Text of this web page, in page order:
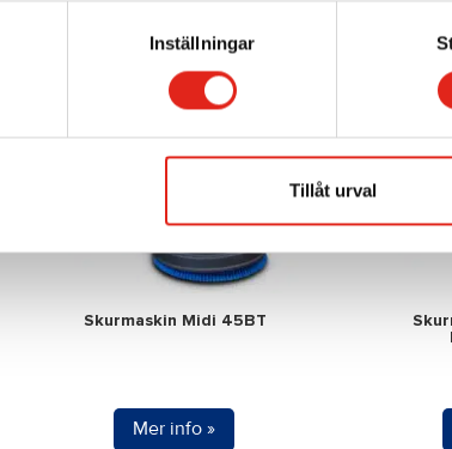
Inställningar
Tillåt urval
alternativen
alternativen
väljas
på
Skurmaskin Midi 45BT
Mer info »